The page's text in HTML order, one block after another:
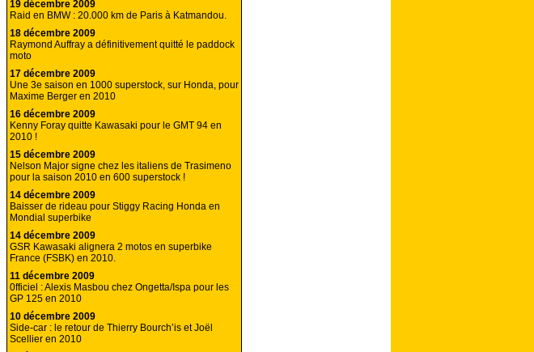
19 décembre 2009
Raid en BMW : 20.000 km de Paris à Katmandou.
18 décembre 2009
Raymond Auffray a définitivement quitté le paddock
moto
17 décembre 2009
Une 3e saison en 1000 superstock, sur Honda, pour
Maxime Berger en 2010
16 décembre 2009
Kenny Foray quitte Kawasaki pour le GMT 94 en
2010 !
15 décembre 2009
Nelson Major signe chez les italiens de Trasimeno
pour la saison 2010 en 600 superstock !
14 décembre 2009
Baisser de rideau pour Stiggy Racing Honda en
Mondial superbike
14 décembre 2009
GSR Kawasaki alignera 2 motos en superbike
France (FSBK) en 2010.
11 décembre 2009
0fficiel : Alexis Masbou chez Ongetta/Ispa pour les
GP 125 en 2010
10 décembre 2009
Side-car : le retour de Thierry Bourch’is et Joël
Scellier en 2010